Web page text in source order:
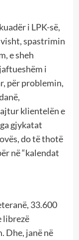
i LPK-së,
spastrimin
e sheh
i
për problemin,
klientelën e
gjykatat
do të thotë
në “kalendat
33.600
librezë
Dhe, janë në